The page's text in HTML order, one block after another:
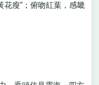
瘦”；俯吻紅葉，感畿